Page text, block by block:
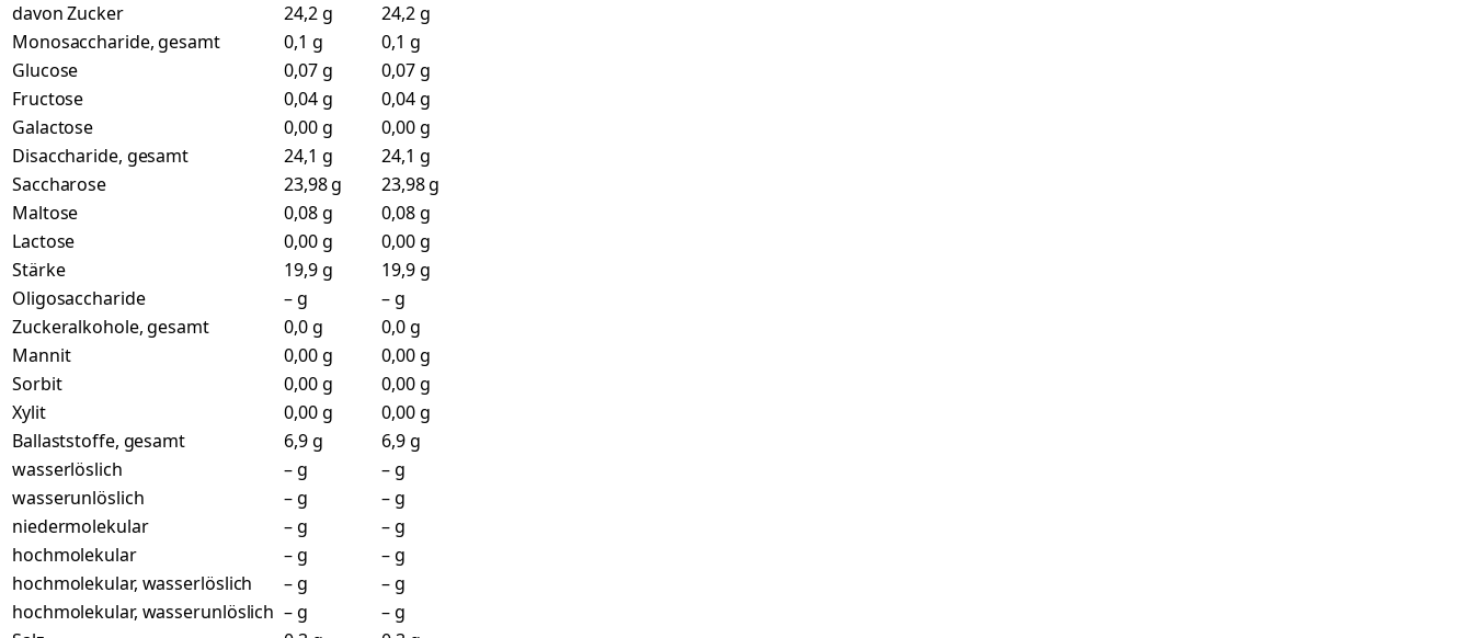
davon Zucker
24,2 g
24,2 g
Monosaccharide, gesamt
0,1 g
0,1 g
Glucose
0,07 g
0,07 g
Fructose
0,04 g
0,04 g
Galactose
0,00 g
0,00 g
Disaccharide, gesamt
24,1 g
24,1 g
Saccharose
23,98 g
23,98 g
Maltose
0,08 g
0,08 g
Lactose
0,00 g
0,00 g
Stärke
19,9 g
19,9 g
Oligosaccharide
– g
– g
Zuckeralkohole, gesamt
0,0 g
0,0 g
Mannit
0,00 g
0,00 g
Sorbit
0,00 g
0,00 g
Xylit
0,00 g
0,00 g
Ballaststoffe, gesamt
6,9 g
6,9 g
wasserlöslich
– g
– g
wasserunlöslich
– g
– g
niedermolekular
– g
– g
hochmolekular
– g
– g
hochmolekular, wasserlöslich
– g
– g
hochmolekular, wasserunlöslich – g
– g